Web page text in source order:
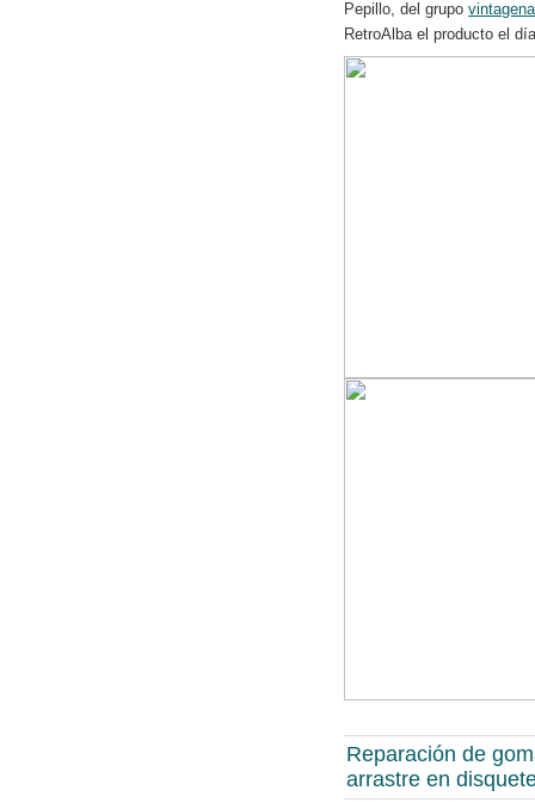
Pepillo, del grupo
RetroAlba el producto el
Reparación de
arrastre en